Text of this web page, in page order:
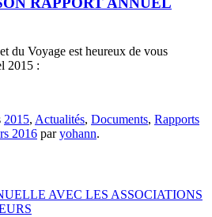
du Voyage est heureux de vous
2015 :
2015, Actualités, Documents, Rapports
2016 paryohann.
AVEC LES ASSOCIATIONS